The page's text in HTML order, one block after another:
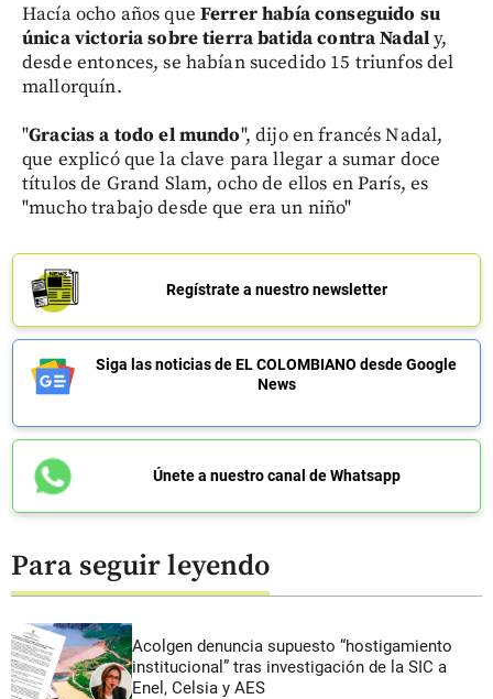
Hacía ocho años que Ferrer había conseguido su
única victoria sobre tierra batida contra Nadaly,
desde entonces, se habían sucedido 15 triunfos del
mallorquín.
"Gracias a todo el mundo", dijo en francés Nadal,
que explicó que la clave para llegar a sumar doce
títulos de Grand Slam, ocho de ellos en París, es
"mucho trabajo desde que era un niño"
Regístrate a nuestro newsletter
Siga las noticias de EL COLOMBIANO desde Google
News
Únete a nuestro canal de Whatsapp
Para seguir leyendo
Acolgen denuncia supuesto “hostigamiento
institucional” tras investigación de la SIC a
Enel, Celsia y AES